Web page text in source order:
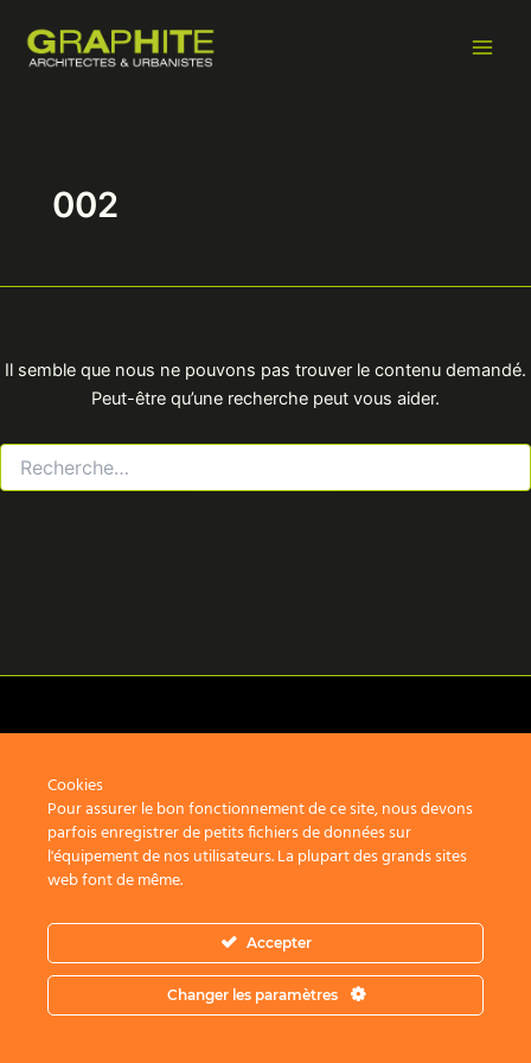
contenu
002
Il semble que nous ne pouvons pas trouver le contenu demandé.
Peut-être qu’une recherche peut vous aider.
2 route du Gacet
35830 Betton
Copyright © 2026 Graphite Architectes - Tous droits réservés
Site réalisé par L'artisane
Cookies
Pour assurer le bon fonctionnement de ce site, nous devons
parfois enregistrer de petits fichiers de données sur
l'équipement de nos utilisateurs. La plupart des grands sites
web font de même.
Accepter
Changer les paramètres